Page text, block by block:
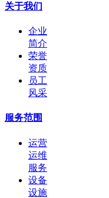
关于我们
企业
简介
荣誉
资质
员工
风采
服务范围
运营
运维
服务
设备
设施